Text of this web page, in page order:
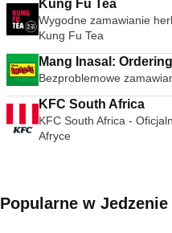
Kung Fu Tea
Wygodne zamawianie
Kung Fu Tea
Mang Inasal:
Bezproblemowe
KFC South Africa
KFC South Africa -
Afryce
Popularne w